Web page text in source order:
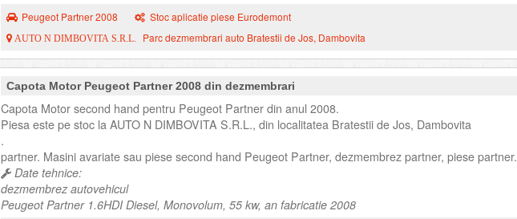
Peugeot Partner 2008 Stoc aplicatie piese Eurodemont
AUTO N DIMBOVITA S.R.L. Parc dezmembrari auto Bratestii de Jos, Dambovita
Capota Motor Peugeot Partner 2008 din dezmembrari
Capota Motor second hand pentru Peugeot Partner din anul 2008.
Piesa este pe stoc la AUTO N DIMBOVITA S.R.L., din localitatea Bratestii de Jos, Dambovita
.
partner. Masini avariate sau piese second hand Peugeot Partner, dezmembrez partner, piese partner.
Date tehnice:
dezmembrez autovehicul
Peugeot Partner 1.6HDI Diesel, Monovolum, 55 kw, an fabricatie 2008